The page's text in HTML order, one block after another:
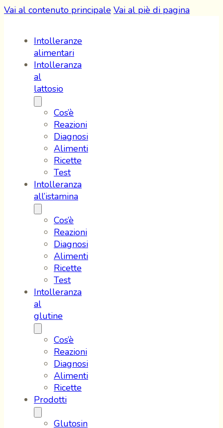
Vai al contenuto principale Vai al piè di pagina
Intolleranze
alimentari
Intolleranza
al
lattosio
Cos’è
Reazioni
Diagnosi
Alimenti
Ricette
Test
Intolleranza
all’istamina
Cos’è
Reazioni
Diagnosi
Alimenti
Ricette
Test
Intolleranza
al
glutine
Cos’è
Reazioni
Diagnosi
Alimenti
Ricette
Prodotti
Glutosin